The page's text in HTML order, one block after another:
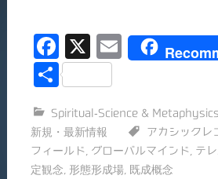
F
a
e
b
o
X
E
l
共
Spiritual-Science & Metaphysics
新規・最新情報
アカシックレ
フィールド
グローバルマインド テ
定観念
形態形成場, 既成概念